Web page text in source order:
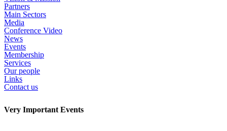
Partners
Main Sectors
Media
Conference Video
News
Events
Membership
Services
Our people
Links
Contact us
Very Important Events